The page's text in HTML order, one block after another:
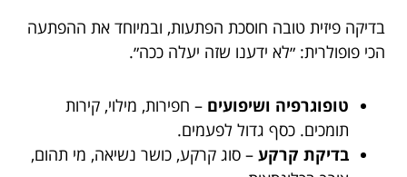
בדיקה פיזית טובה חוסכת הפתעות, ובמיוחד את ההפתעה
הכי פופולרית: ״לא ידענו שזה יעלה ככה״.
טופוגרפיה ושיפועים – חפירות, מילוי, קירות
תומכים. כסף גדול לפעמים.
בדיקת קרקע – סוג קרקע, כושר נשיאה, מי תהום,